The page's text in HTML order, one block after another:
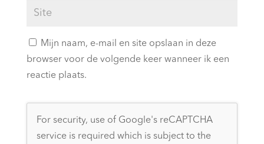
Mijn naam, e-mail en site opslaan in deze
browser voor de volgende keer wanneer ik een
reactie plaats.
For security, use of Google's reCAPTCHA
service is required which is subject to the